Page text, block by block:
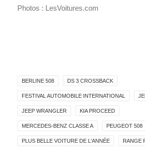
Photos : LesVoitures.com
BERLINE 508 DS 3 CROSSBACK
FESTIVAL AUTOMOBILE INTERNATIONAL
JEEP WRANGLER KIA PROCEED
MERCEDES-BENZ CLASSE A PEUGEOT 508
PLUS BELLE VOITURE DE L'ANNÉE RANGE